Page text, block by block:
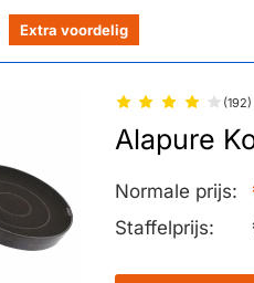
Extra voordelig
(192)
Alapure
Normale prijs:
Staffelprijs: